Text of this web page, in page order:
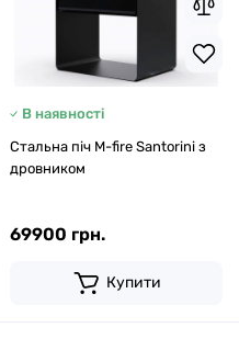
В наявності
Стальна піч M-fire Santorini з
дровником
69900 грн.
Купити